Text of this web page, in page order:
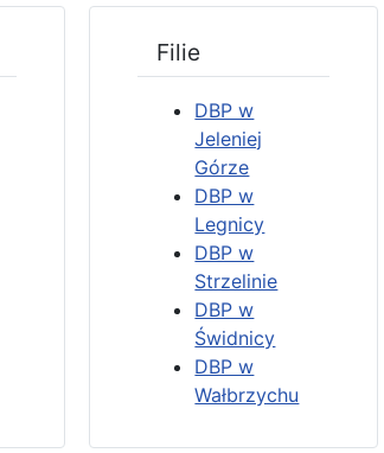
Filie
DBP w
Jeleniej
Górze
DBP w
Legnicy
DBP w
Strzelinie
DBP w
Świdnicy
DBP w
Wałbrzychu